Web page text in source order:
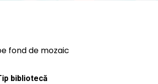
fond de mozaic
bibliotecă